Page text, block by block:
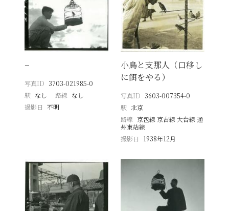
−
写真ID 3703-021985-0
駅 なし 路線 なし
撮影日
不明
小鳥と支那人（口移し
に餌をやる）
写真ID 3603-007354-0
駅 北京
路線 京包線 京古線 大台線 通
州東站線
撮影日
1938年12月